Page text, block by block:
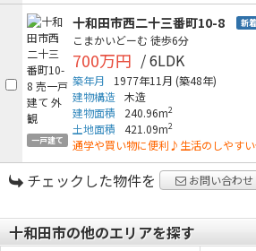
一戸建て
十和田市西二十三番町10-8 新着
こまかいどーむ 徒歩6分
700万円 / 6LDK
築年月 1977年11月 (築48年)
建物構造 木造
建物面積
240.96m2
土地面積 421.09m2
通学や買い物に便利♪生活のしやす
チェックした物件を お問い合わせ
十和田市の他のエリアを探す